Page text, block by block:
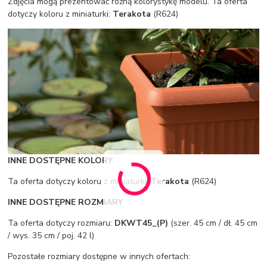
dotyczy koloru z miniaturki: Terakota (R624)
INNE DOSTĘPNE KOLORY
Ta oferta dotyczy koloru z miniaturki:Terakota (R624)
INNE DOSTĘPNE ROZMIARY
Ta oferta dotyczy rozmiaru: DKWT45_(P) (szer. 45 cm / dł. 45 cm
/ wys. 35 cm / poj. 42 l)
Pozostałe rozmiary dostępne w innych ofertach: